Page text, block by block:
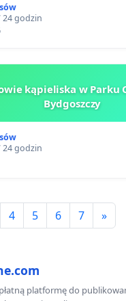
24 godzin
kąpieliska w
Bydgoszczy
24 godzin
4 5 6 7 »
platformę do